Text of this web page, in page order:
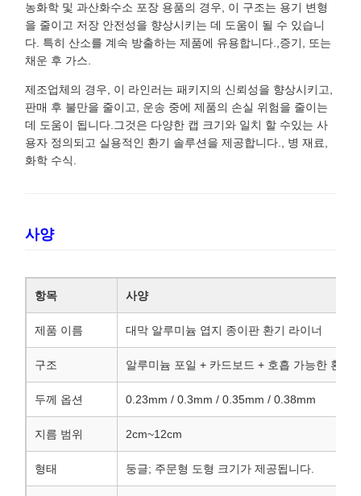
농화학 및 과산화수소 포장 용품의 경우, 이 구조는 용기 변형
을 줄이고 저장 안전성을 향상시키는 데 도움이 될 수 있습니
다. 특히 산소를 계속 방출하는 제품에 유용합니다.,증기, 또는
채운 후 가스.
제조업체의 경우, 이 라인러는 패키지의 신뢰성을 향상시키고,
판매 후 불만을 줄이고, 운송 중에 제품의 손실 위험을 줄이는
데 도움이 됩니다.그것은 다양한 캡 크기와 일치 할 수있는 사
용자 정의되고 실용적인 환기 솔루션을 제공합니다., 병 재료,
화학 수식.
사양
항목 사양
제품 이름 대막 알루미늄 엽지 종이판 환기 라이너
구조 알루미늄 포일 + 카드보드 + 호흡 가능한 환기
두께 옵션 0.23mm / 0.3mm / 0.35mm / 0.38mm
지름 범위 2cm~12cm
형태 둥글; 주문형 도형 크기가 제공됩니다.